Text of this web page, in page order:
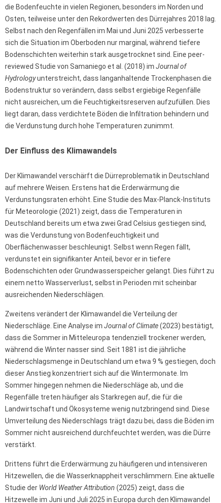
die Bodenfeuchte in vielen Regionen, besonders im Norden und
Osten, teilweise unter den Rekordwerten des Dürrejahres 2018 lag.
Selbst nach den Regenfällen im Mai und Juni 2025 verbesserte
sich die Situation im Oberboden nur marginal, während tiefere
Bodenschichten weiterhin stark ausgetrocknet sind. Eine peer-
reviewed Studie von Samaniego et al. (2018) im Journal of
Hydrologyunterstreicht, dass langanhaltende Trockenphasen die
Bodenstruktur so verändern, dass selbst ergiebige Regenfälle
nicht ausreichen, um die Feuchtigkeitsreserven aufzufüllen. Dies
liegt daran, dass verdichtete Böden die Infiltration behindern und
die Verdunstung durch hohe Temperaturen zunimmt.
Der Einfluss des Klimawandels
Der Klimawandel verschärft die Dürreproblematik in Deutschland
auf mehrere Weisen. Erstens hat die Erderwärmung die
Verdunstungsraten erhöht. Eine Studie des Max-Planck-Instituts
für Meteorologie (2021) zeigt, dass die Temperaturen in
Deutschland bereits um etwa zwei Grad Celsius gestiegen sind,
was die Verdunstung von Bodenfeuchtigkeit und
Oberflächenwasser beschleunigt. Selbst wenn Regen fällt,
verdunstet ein signifikanter Anteil, bevor er in tiefere
Bodenschichten oder Grundwasserspeicher gelangt. Dies führt zu
einem netto Wasserverlust, selbst in Perioden mit scheinbar
ausreichenden Niederschlägen.
Zweitens verändert der Klimawandel die Verteilung der
Niederschläge. Eine Analyse im Journal of Climate(2023) bestätigt,
dass die Sommer in Mitteleuropa tendenziell trockener werden,
während die Winter nasser sind. Seit 1881 ist die jährliche
Niederschlagsmenge in Deutschland um etwa 9 % gestiegen, doch
dieser Anstieg konzentriert sich auf die Wintermonate. Im
Sommer hingegen nehmen die Niederschläge ab, und die
Regenfälle treten häufiger als Starkregen auf, die für die
Landwirtschaft und Ökosysteme wenig nutzbringend sind. Diese
Umverteilung des Niederschlags trägt dazu bei, dass die Böden im
Sommer nicht ausreichend durchfeuchtet werden, was die Dürre
verstärkt.
Drittens führt die Erderwärmung zu häufigeren und intensiveren
Hitzewellen, die die Wasserknappheit verschlimmern. Eine aktuelle
Studie der World Weather Attribution (2025) zeigt, dass die
Hitzewelle im Juni und Juli 2025 in Europa durch den Klimawandel